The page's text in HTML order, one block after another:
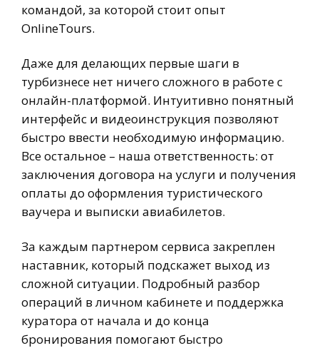
командой, за которой стоит опыт
OnlineTours.
Даже для делающих первые шаги в
турбизнесе нет ничего сложного в работе с
онлайн-платформой. Интуитивно понятный
интерфейс и видеоинструкция позволяют
быстро ввести необходимую информацию.
Все остальное – наша ответственность: от
заключения договора на услуги и получения
оплаты до оформления туристического
ваучера и выписки авиабилетов.
За каждым партнером сервиса закреплен
наставник, который подскажет выход из
сложной ситуации. Подробный разбор
операций в личном кабинете и поддержка
куратора от начала и до конца
бронирования помогают быстро